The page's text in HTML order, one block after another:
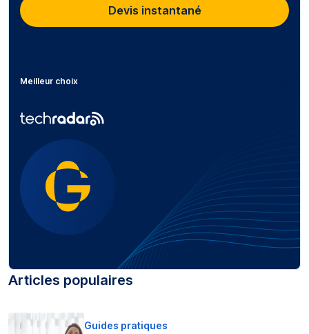
Devis instantané
Meilleur choix
Articles populaires
Guides pratiques